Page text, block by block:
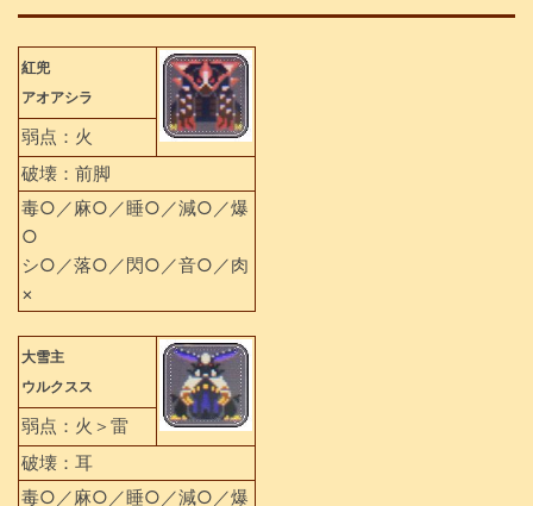
紅兜
アオアシラ
弱点：火
破壊：前脚
毒○／麻○／睡○／減○／爆
○
シ○／落○／閃○／音○／肉
×
大雪主
ウルクスス
弱点：火＞雷
破壊：耳
毒○／麻○／睡○／減○／爆